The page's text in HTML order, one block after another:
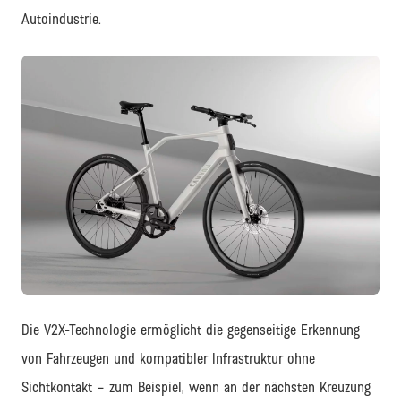
Autoindustrie.
Die V2X-Technologie ermöglicht die gegenseitige Erkennung
von Fahrzeugen und kompatibler Infrastruktur ohne
Sichtkontakt – zum Beispiel, wenn an der nächsten Kreuzung